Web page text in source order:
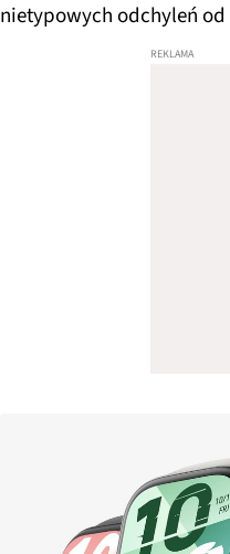
nietypowych odchyleń